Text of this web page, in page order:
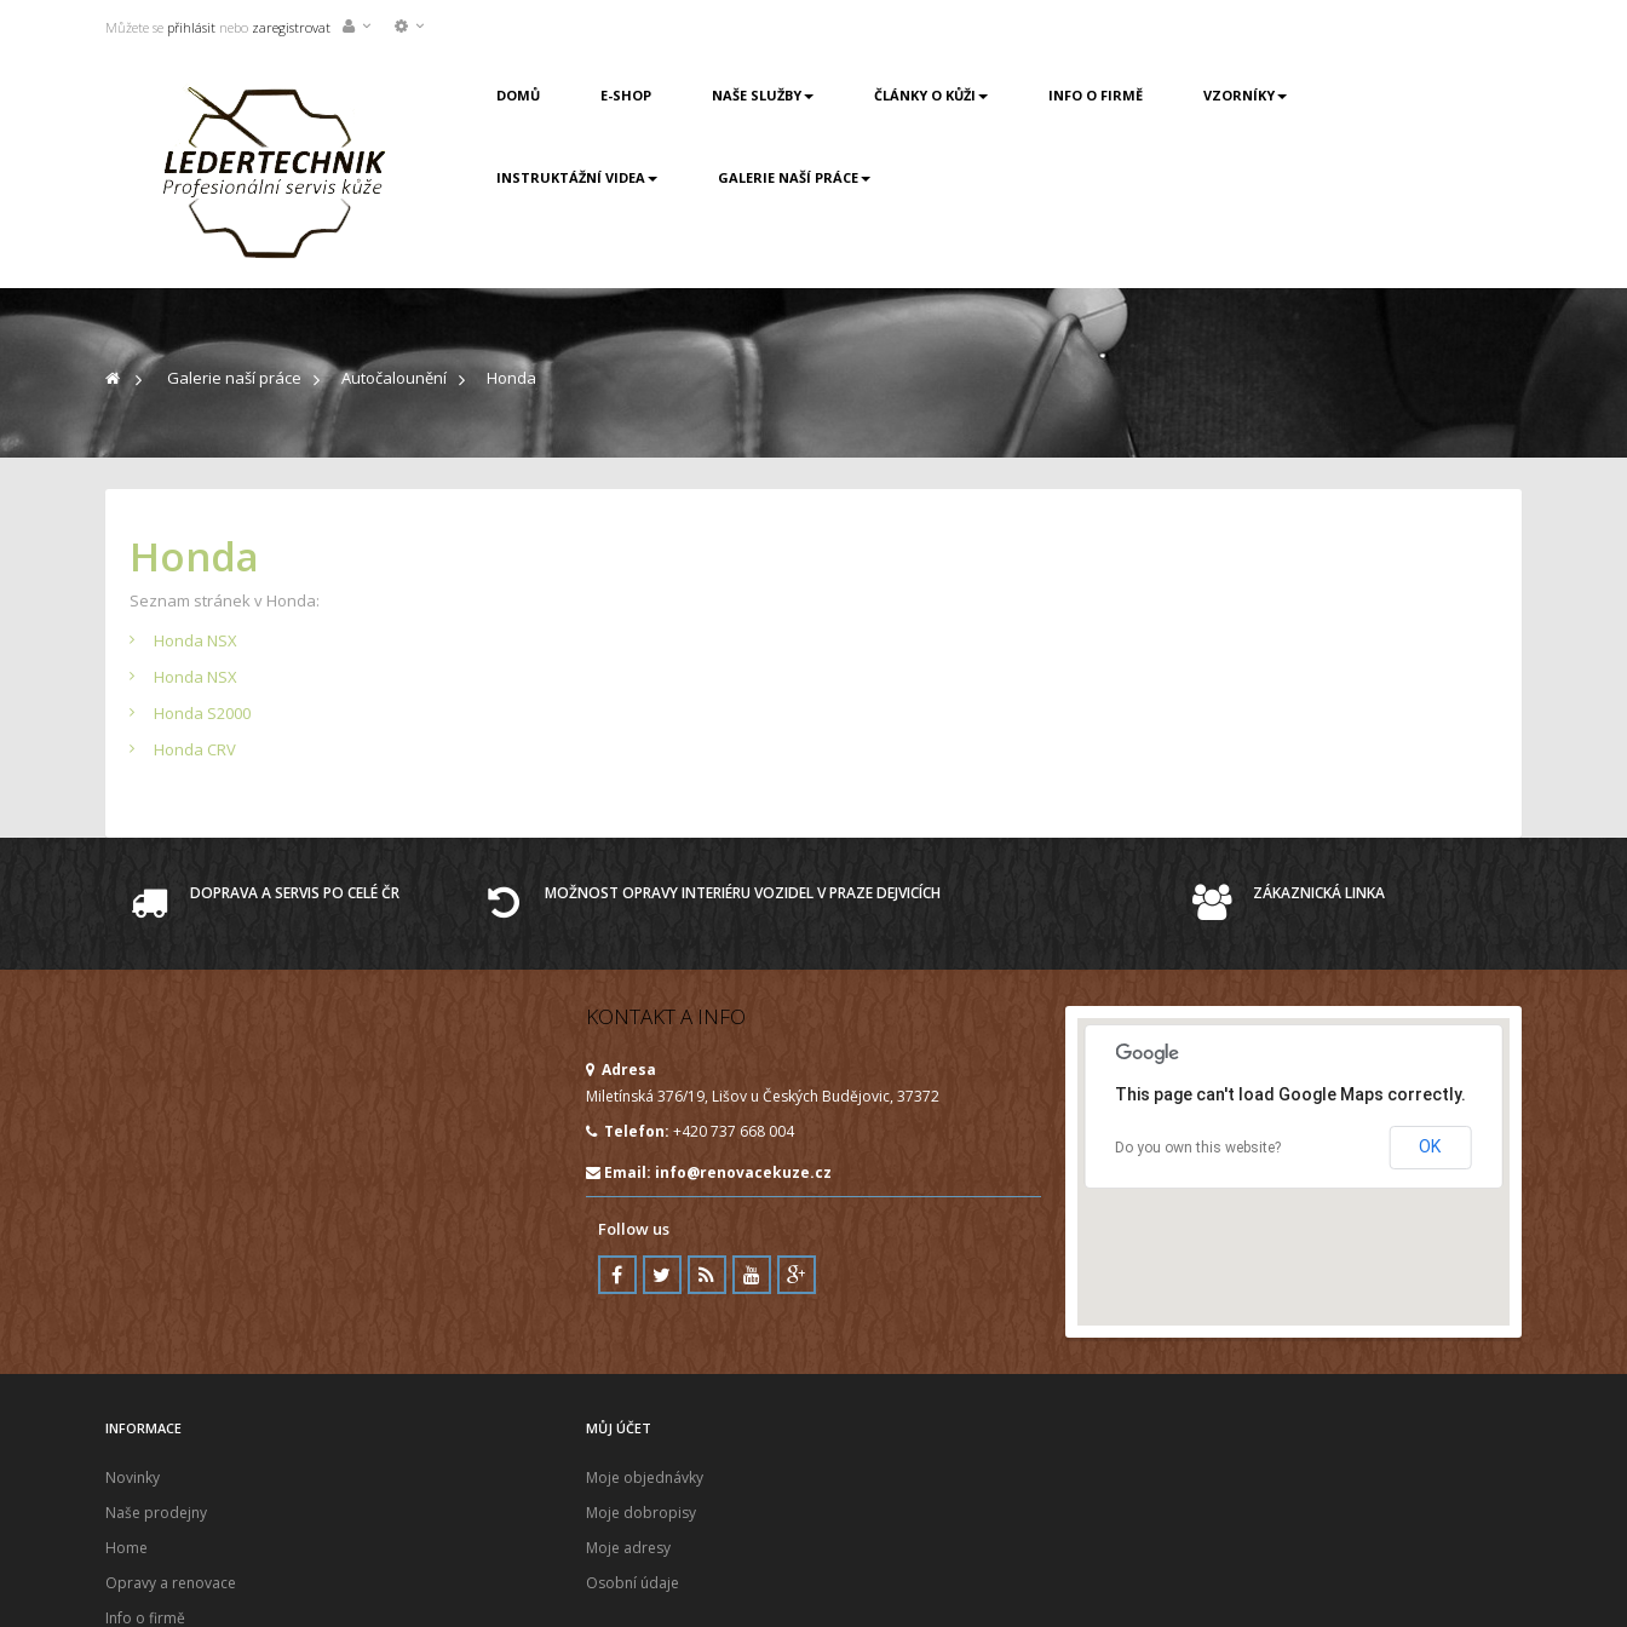
Můžete se přihlásit nebo zaregistrovat
DOMŮ E-SHOP NAŠE SLUŽBY ČLÁNKY O KŮŽI INFO O FIRMĚ VZORNÍKY
INSTRUKTÁŽNÍ VIDEA GALERIE NAŠÍ PRÁCE
> Galerie naší práce > Autočalounění > Honda
Honda
Seznam stránek v Honda:
Honda NSX
Honda NSX
Honda S2000
Honda CRV
DOPRAVA A SERVIS PO CELÉ ČR MOŽNOST OPRAVY INTERIÉRU VOZIDEL V PRAZE DEJVICÍCH ZÁKAZNICKÁ LINKA
KONTAKT A INFO
Adresa
Miletínská 376/19, Lišov u Českých Budějovic, 37372
Telefon: +420 737 668 004
Email: info@renovacekuze.cz
Follow us
This page can't load Google Maps correctly.
Do you own this website? OK
INFORMACE
Novinky
Naše prodejny
Home
Opravy a renovace
Info o firmě
MŮJ ÚČET
Moje objednávky
Moje dobropisy
Moje adresy
Osobní údaje